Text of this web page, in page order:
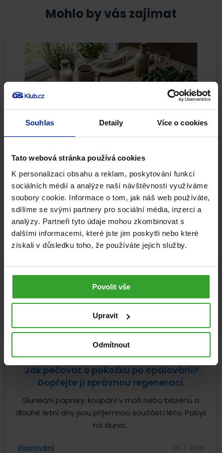
Souhlas Detaily Více o cookies
Tato webová stránka používá cookies
K personalizaci obsahu a reklam, poskytování funkcí
sociálních médií a analýze naší návštěvnosti využíváme
soubory cookie. Informace o tom, jak náš web používáte,
sdílíme se svými partnery pro sociální média, inzerci a
analýzy. Partneři tyto údaje mohou zkombinovat s
dalšími informacemi, které jste jim poskytli nebo které
získali v důsledku toho, že používáte jejich služby.
Povolit vše
Upravit
Odmítnout
Mohlo by vás zajímat
Nejlepší potraviny pro pevné kosti i při
osteoporóze
Pevné kosti nejsou samozřejmostí. Kostní tkáň se po
celý život neustále obnovuje a reaguje na to, co jíme,...
Pohybová soustava Zdravá výživa 22. 7. 2026
Jak pečovat o pokožku po opalování?
Dopřejte jí správnou regeneraci.
Sluneční paprsky, koupání v moři nebo bazénu a
dlouhé letní dny jsou příjemnou součástí léta. Pobyt
na slunci...
Opalování 01. 7. 2026